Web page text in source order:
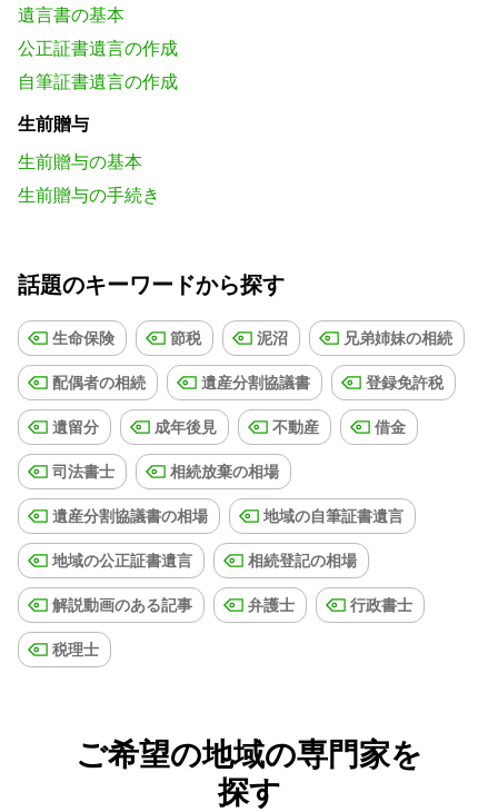
遺言書の基本
公正証書遺言の作成
自筆証書遺言の作成
生前贈与
生前贈与の基本
生前贈与の手続き
話題のキーワードから探す
生命保険 節税 泥沼 兄弟姉妹の相続
配偶者の相続 遺産分割協議書 登録免許税
遺留分 成年後見 不動産 借金
司法書士 相続放棄の相場
遺産分割協議書の相場 地域の自筆証書遺言
地域の公正証書遺言 相続登記の相場
解説動画のある記事 弁護士 行政書士
税理士
ご希望の地域の専門家を
探す